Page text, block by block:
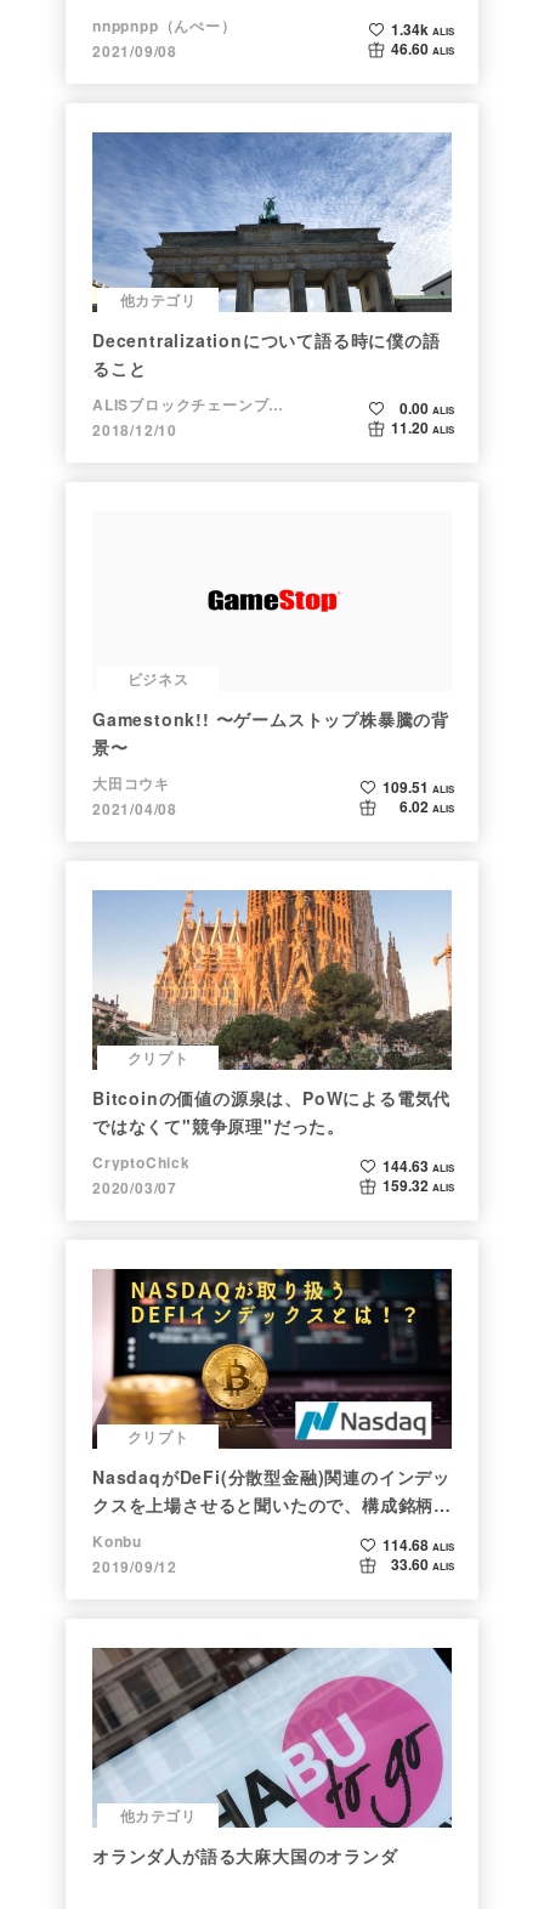
nnppnpp（んぺー）
2021/09/08
1.34k ALIS
46.60 ALIS
他カテゴリ
Decentralizationについて語る時に僕の語
ること
ALISブロックチェーンブログ
2018/12/10
0.00 ALIS
11.20 ALIS
ビジネス
Gamestonk!! 〜ゲームストップ株暴騰の背
景〜
大田コウキ
2021/04/08
109.51 ALIS
6.02 ALIS
クリプト
Bitcoinの価値の源泉は、PoWによる電気代
ではなくて"競争原理"だった。
CryptoChick
2020/03/07
144.63 ALIS
159.32 ALIS
クリプト
NasdaqがDeFi(分散型金融)関連のインデッ
クスを上場させると聞いたので、構成銘柄を
調べてみた
Konbu
2019/09/12
114.68 ALIS
33.60 ALIS
他カテゴリ
オランダ人が語る大麻大国のオランダ